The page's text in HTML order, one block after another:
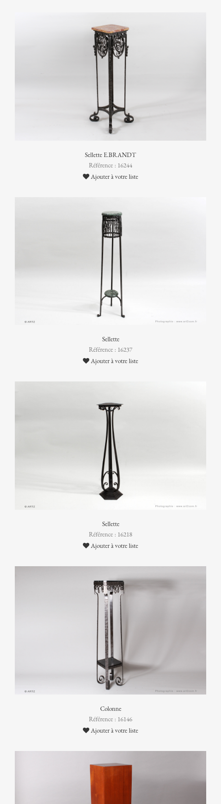
Sellette E.BRANDT
Référence : 16244
Ajouter à votre liste
Sellette
Référence : 16237
Ajouter à votre liste
Sellette
Référence : 16218
Ajouter à votre liste
Colonne
Référence : 16146
Ajouter à votre liste